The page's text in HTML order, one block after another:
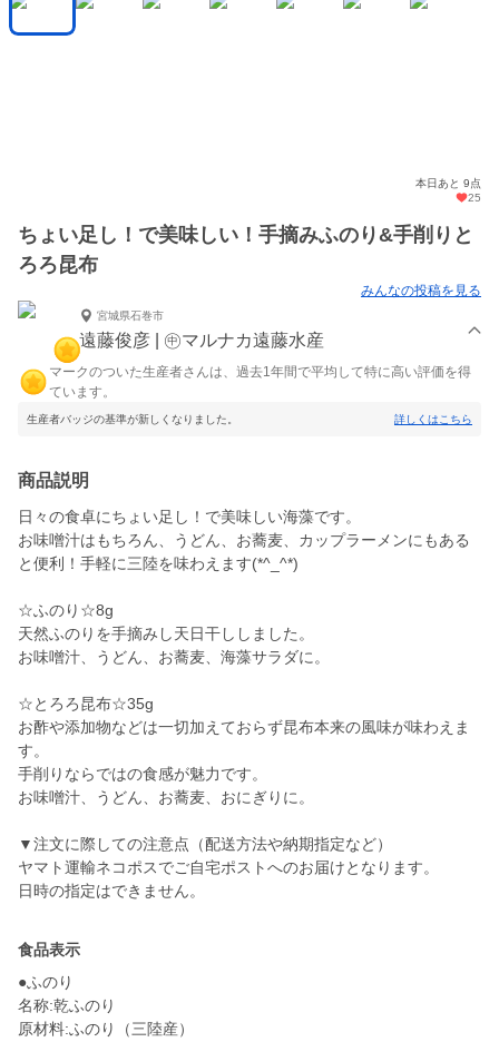
本日あと 9点
25
ちょい足し！で美味しい！手摘みふのり&手削りと
ろろ昆布
みんなの投稿を見る
宮城県石巻市
遠藤俊彦 | ㊥マルナカ遠藤水産
マークのついた生産者さんは、過去1年間で平均して特に高い評価を得
ています。
生産者バッジの基準が新しくなりました。 詳しくはこちら
商品説明
日々の食卓にちょい足し！で美味しい海藻です。
お味噌汁はもちろん、うどん、お蕎麦、カップラーメンにもある
と便利！手軽に三陸を味わえます(*^_^*)
☆ふのり☆8g
天然ふのりを手摘みし天日干ししました。
お味噌汁、うどん、お蕎麦、海藻サラダに。
☆とろろ昆布☆35g
お酢や添加物などは一切加えておらず昆布本来の風味が味わえま
す。
手削りならではの食感が魅力です。
お味噌汁、うどん、お蕎麦、おにぎりに。
▼注文に際しての注意点（配送方法や納期指定など）
ヤマト運輸ネコポスでご自宅ポストへのお届けとなります。
食品表示
●ふのり
名称:乾ふのり
原材料:ふのり（三陸産）